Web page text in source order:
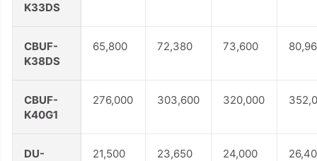
K33DS
CBUF-
K38DS
65,800 72,380 73,600
CBUF-
K40G1
276,000 303,600 320,000
DU-
21,500 23,650 24,000